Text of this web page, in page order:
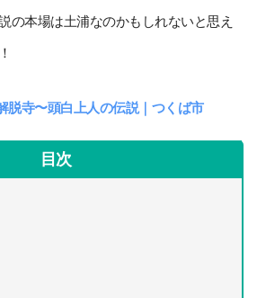
の本場は土浦なのかもしれないと思え
脱寺〜頭白上人の伝説｜つくば市
目次